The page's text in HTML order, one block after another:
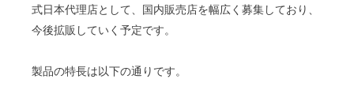
式日本代理店として、国内販売店を幅広く募集しており、
今後拡販していく予定です。
製品の特長は以下の通りです。